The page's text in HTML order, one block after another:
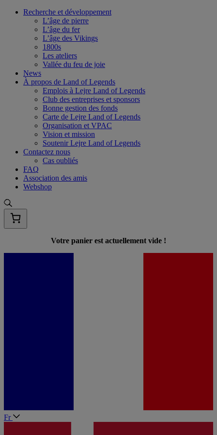
Skip
Recherche et développement
L’âge de pierre
L’âge du fer
L’âge des Vikings
1800s
Les ateliers
Vallée du feu de joie
News
À propos de Land of Legends
Emplois à Lejre Land of Legends
Club des entreprises et sponsors
Bonne gestion des fonds
Carte de Lejre Land of Legends
Organisation et VPAC
Vision et mission
Soutenir Lejre Land of Legends
Contactez nous
Cas oubliés
FAQ
Association des amis
Webshop
Votre panier est actuellement vide !
Fr